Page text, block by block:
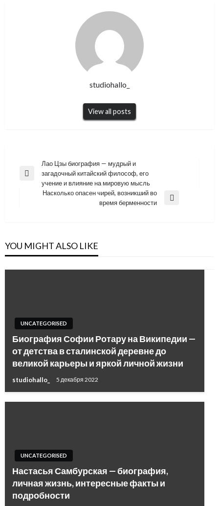
studiohallo_
View all posts
Навигация
по
записям
Previous
Лао Цзы биография — мудрый и
загадочный китайский философ, его
учение и влияние на мировую мысль
Насколько опасен чирей, возникший во
время берменности
YOU MIGHT ALSO LIKE
UNCATEGORISED
Биография Софии Ротару на Википедии —
от детства в сталинской деревне до
великой карьеры и яркой личной жизни
studiohallo_ 5 декабря 2022
UNCATEGORISED
Настасья Самбурская — биография,
личная жизнь, интересные факты и
подробности